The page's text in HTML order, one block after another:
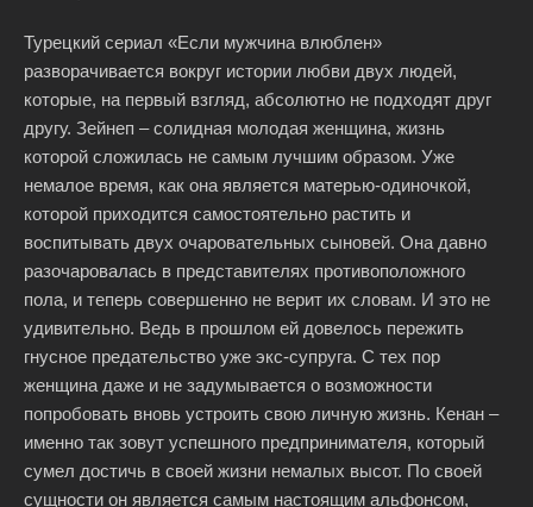
Турецкий сериал «Если мужчина влюблен»
разворачивается вокруг истории любви двух людей,
которые, на первый взгляд, абсолютно не подходят друг
другу. Зейнеп – солидная молодая женщина, жизнь
которой сложилась не самым лучшим образом. Уже
немалое время, как она является матерью-одиночкой,
которой приходится самостоятельно растить и
воспитывать двух очаровательных сыновей. Она давно
разочаровалась в представителях противоположного
пола, и теперь совершенно не верит их словам. И это не
удивительно. Ведь в прошлом ей довелось пережить
гнусное предательство уже экс-супруга. С тех пор
женщина даже и не задумывается о возможности
попробовать вновь устроить свою личную жизнь. Кенан –
именно так зовут успешного предпринимателя, который
сумел достичь в своей жизни немалых высот. По своей
сущности он является самым настоящим альфонсом,